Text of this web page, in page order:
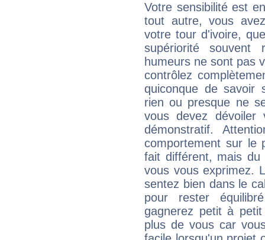
Votre sensibilité est
tout autre, vous
votre tour d'ivoire,
supériorité souvent
humeurs ne sont pas
contrôlez
quiconque de savoir
rien ou presque ne
vous devez
démonstratif.
comportement sur le
fait différent, mais du
vous vous exprimez.
sentez bien dans le
pour rester
gagnerez petit à
plus de vous car